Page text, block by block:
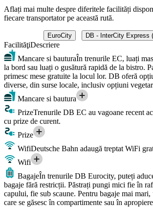
Aflați mai multe despre diferitele facilități
fiecare transportator pe această rută.
EuroCity DB - InterCity Express
FacilităţiDescriere
Mancare si bauturaÎn trenurile EC, luați
la bord sau luați o gusătură rapidă de la bistro.
primesc mese gratuite la locul lor. DB oferă
diverse, din surse locale, inclusiv opțiuni
Mancare si bautura
PrizeTrenurile DB EC au vagoane recent
cu prize de curent.
Prize
WifiDeutsche Bahn adaugă treptat WiFi
Wifi
BagajeÎn trenurile DB Eurocity, puteți
bagaje fără restricții. Păstrați pungi mici fie în
capului, fie sub scaune. Pentru bagaje mai
care se găsesc în compartimente sau în